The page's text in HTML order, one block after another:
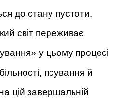
до стану пустоти.
світ переживає
у цьому процесі
псування й
цій завершальній